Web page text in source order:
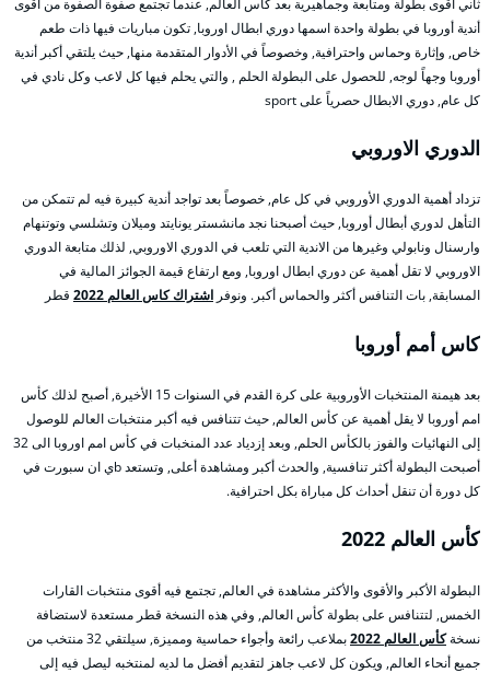
أندية أوروبا في بطولة واحدة اسمها دوري ابطال اوروبا, تكون مباريات فيها ذات طعم
خاص, وإثارة وحماس واحترافية, وخصوصاً في الأدوار المتقدمة منها, حيث يلتقي أكبر أندية
أوروبا وجهاً لوجه, للحصول على البطولة الحلم , والتي يحلم فيها كل لاعب وكل نادي في
كل عام, دوري الابطال حصرياً على sport
الدوري الاوروبي
تزداد أهمية الدوري الأوروبي في كل عام, خصوصاً بعد تواجد أندية كبيرة فيه لم تتمكن من
التأهل لدوري أبطال أوروبا, حيث أصبحنا نجد مانشستر يونايتد وميلان وتشلسي وتوتنهام
وارسنال ونابولي وغيرها من الاندية التي تلعب في الدوري الاوروبي, لذلك متابعة الدوري
الاوروبي لا تقل أهمية عن دوري ابطال اوروبا, ومع ارتفاع قيمة الجوائز المالية في
المسابقة, بات التنافس أكثر والحماس أكبر. ونوفر اشتراك كاس العالم 2022 قطر
كاس أمم أوروبا
بعد هيمنة المنتخبات الأوروبية على كرة القدم في السنوات 15 الأخيرة, أصبح لذلك كأس
امم أوروبا لا يقل أهمية عن كأس العالم, حيث تتنافس فيه أكبر منتخبات العالم للوصول
إلى النهائيات والفوز بالكأس الحلم, وبعد إزدياد عدد المنخبات في كأس امم اوروبا الى 32
أصبحت البطولة أكثر تنافسية, والحدث أكبر ومشاهدة أعلى, وتستعد bي ان سبورت في
كل دورة أن تنقل أحداث كل مباراة بكل احترافية.
كأس العالم 2022
البطولة الأكبر والأقوى والأكثر مشاهدة في العالم, تجتمع فيه أقوى منتخبات القارات
الخمس, لتتنافس على بطولة كأس العالم, وفي هذه النسخة قطر مستعدة لاستضافة
نسخةكأس العالم 2022
بملاعب رائعة وأجواء حماسية ومميزة, سيلتقي 32 منتخب من
جميع أنحاء العالم, ويكون كل لاعب جاهز لتقديم أفضل ما لديه لمنتخبه ليصل فيه إلى